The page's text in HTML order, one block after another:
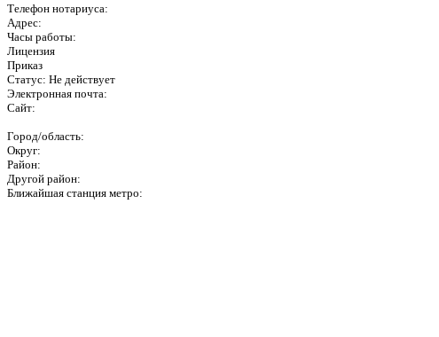
Телефон нотариуса:
Адрес:
Часы работы:
Лицензия
Приказ
Статус: Не действует
Электронная почта:
Сайт:
Город/область:
Округ:
Район:
Другой район:
Ближайшая станция метро: